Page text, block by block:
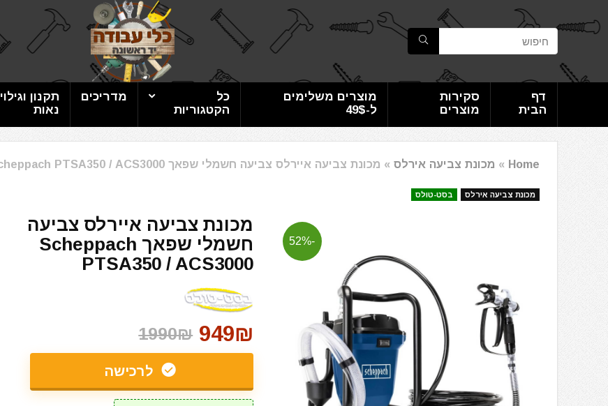
דף
הבית
סקירות
מוצרים
מוצרים משלימים
ל-49$
כל
הקטגוריות
מדריכים
תקנון וגילוי
נאות
Home
» מכונת צביעה אירלס » מכונת צביעה איירלס צביעה חשמלי שפאך Scheppach PTSA350 / ACS3000
מכונת צביעה אירלס בסט-טולס
-52%
מכונת צביעה איירלס צביעה
חשמלי שפאך Scheppach
PTSA350 / ACS3000
949₪
1990₪
לרכישה